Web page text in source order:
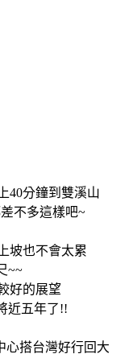
40分鐘到雙溪山
不多這樣吧~
坡也不會太累
~~
好的展望
近五年了!!
心搭台灣好行回大